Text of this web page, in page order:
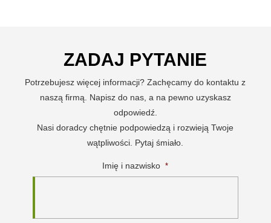
ZADAJ PYTANIE
Potrzebujesz więcej informacji? Zachęcamy do kontaktu z
naszą firmą. Napisz do nas, a na pewno uzyskasz
odpowiedź.
Nasi doradcy chętnie podpowiedzą i rozwieją Twoje
wątpliwości. Pytaj śmiało.
Imię i nazwisko *